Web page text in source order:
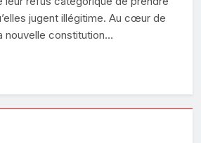
jugent illégitime. Au cœur de
nouvelle constitution…